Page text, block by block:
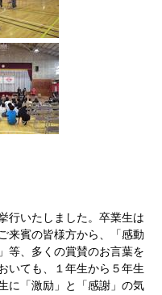
行いたしました。卒業生は
来賓の皆様方から、「感動
等、多くの賞賛のお言葉を
いても、１年生から５年生
に「激励」と「感謝」の気